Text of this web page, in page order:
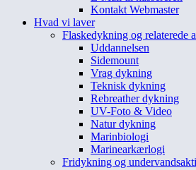
Kontakt Webmaster
Hvad vi laver
Flaskedykning og relaterede
Uddannelsen
Sidemount
Vrag dykning
Teknisk dykning
Rebreather dykning
UV-Foto & Video
Natur dykning
Marinbiologi
Marinearkærlogi
Fridykning og